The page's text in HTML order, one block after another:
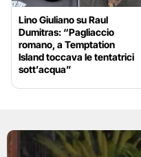
Lino Giuliano su Raul
Dumitras: “Pagliaccio
romano, a Temptation
Island toccava le tentatrici
sott’acqua”